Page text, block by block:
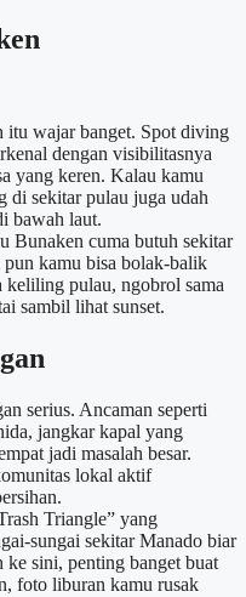
itu wajar banget. Spot diving
dengan visibilitasnya
yang keren. Kalau kamu
di sekitar pulau juga udah
bawah laut.
Bunaken cuma butuh sekitar
pun kamu bisa bolak-balik
keliling pulau, ngobrol sama
sambil lihat sunset.
serius. Ancaman seperti
jangkar kapal yang
jadi masalah besar.
lokal aktif
Triangle” yang
sungai sekitar Manado biar
ke sini, penting banget buat
foto liburan kamu rusak